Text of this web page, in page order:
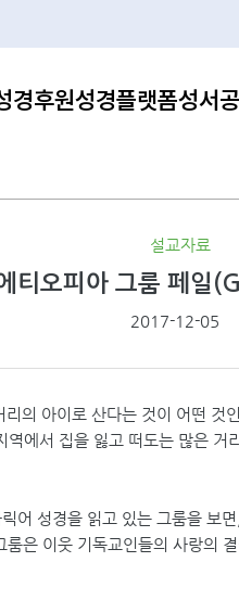
경후원성경플랫폼성서
설교자료
티오피아 그룸 페일
2017-12-05
의 아이로 산다는 것이 어떤 것
에서 집을 잃고 떠도는 많은
어 성경을 읽고 있는 그룸을 보
은 이웃 기독교인들의 사랑의